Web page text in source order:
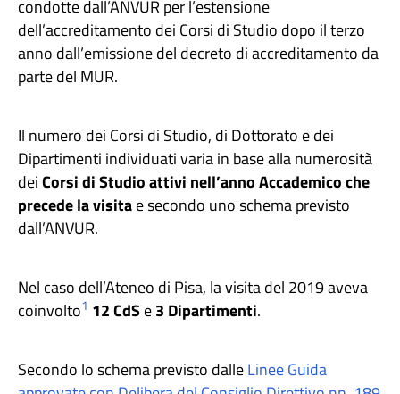
condotte dall’ANVUR per l’estensione
dell’accreditamento dei Corsi di Studio dopo il terzo
anno dall’emissione del decreto di accreditamento da
parte del MUR.
Il numero dei Corsi di Studio, di Dottorato e dei
Dipartimenti individuati varia in base alla numerosità
deiCorsi di Studio attivi nell’anno Accademico che
precede la visitae secondo uno schema previsto
dall’ANVUR.
Nel caso dell’Ateneo di Pisa, la visita del 2019 aveva
coinvolto1 12 CdSe3 Dipartimenti.
Secondo lo schema previsto dalleLinee Guida